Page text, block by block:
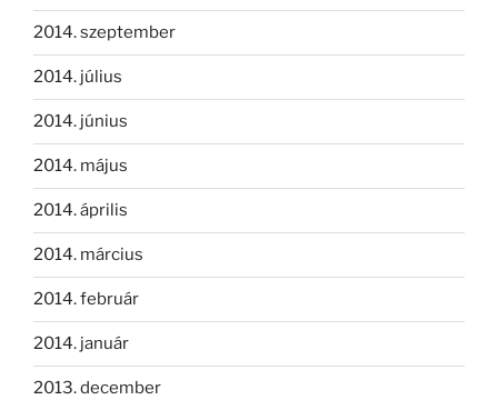
2014. szeptember
2014. július
2014. június
2014. május
2014. április
2014. március
2014. február
2014. január
2013. december